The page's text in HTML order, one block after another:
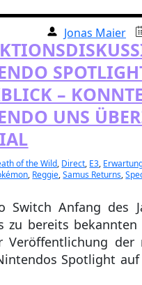
Jonas Maier
–
UNS
of the Wild, Direct, E3,
, Reggie,Samus Returns,
Anfang des
bereits bekannten
der
Spotlight